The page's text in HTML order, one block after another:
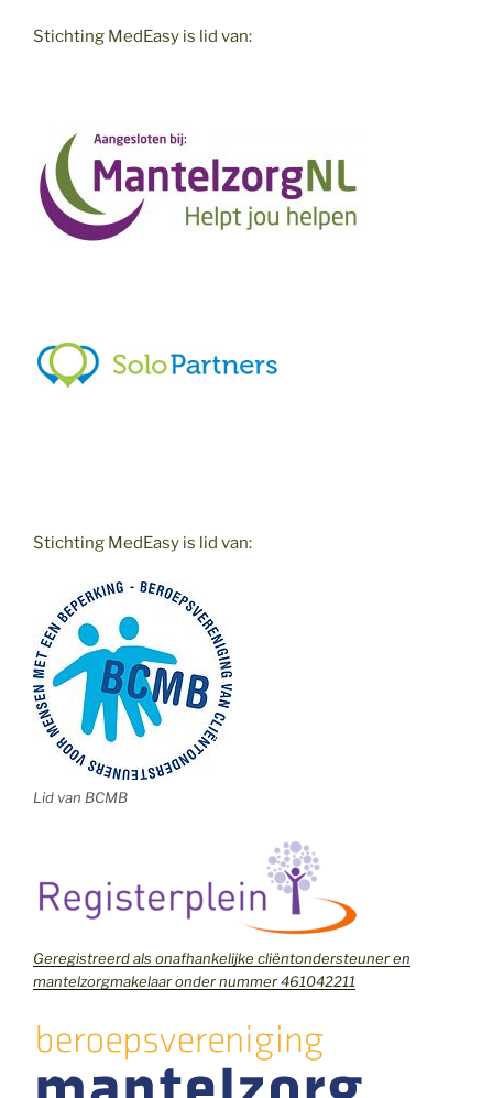
Stichting MedEasy is lid van:
Stichting MedEasy is lid van:
Lid van BCMB
Geregistreerd als onafhankelijke cliëntondersteuner en
mantelzorgmakelaar onder nummer 461042211